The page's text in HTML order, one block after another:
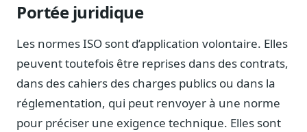
Guides pratiques
17 guides sur le Parlement, la procédure, le plaidoyer
Blog & Podcast Hémicycle
Analyses, méthodes, coulisses
Portée juridique
Les normes ISO sont d’application volontaire. Elles
peuvent toutefois être reprises dans des contrats,
dans des cahiers des charges publics ou dans la
réglementation, qui peut renvoyer à une norme
pour préciser une exigence technique. Elles sont